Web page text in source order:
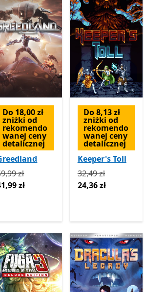
w aplikacji
95,99 zł
Oferty zakupu w aplikacji
Do 18,00 zł
zniżki od
rekomendo
wanej ceny
detalicznej
59,99 zł teraz 41,99 zł
zł
zł
Do 8,13 zł
zniżki od
rekomendo
wanej ceny
detalicznej
Keeper's Toll
Pierwotnie 32,49 zł
32,49 zł
24,36 zł